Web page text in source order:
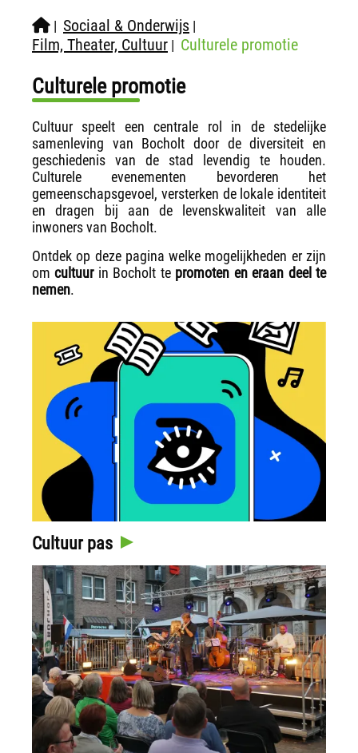
| Sociaal & Onderwijs |
Film, Theater, Cultuur | Culturele promotie
Culturele promotie
Cultuur speelt een centrale rol in de stedelijke
samenleving van Bocholt door de diversiteit en
geschiedenis van de stad
levendig te houden.
Culturele evenementen bevorderen het
gemeenschapsgevoel, versterken de lokale identiteit
en dragen bij aan de levenskwaliteit van alle
inwoners van Bocholt.
Ontdek op deze pagina welke mogelijkheden er zijn
omcultuurin Bocholt te promoten en eraan deel te
nemen.
Cultuur pas